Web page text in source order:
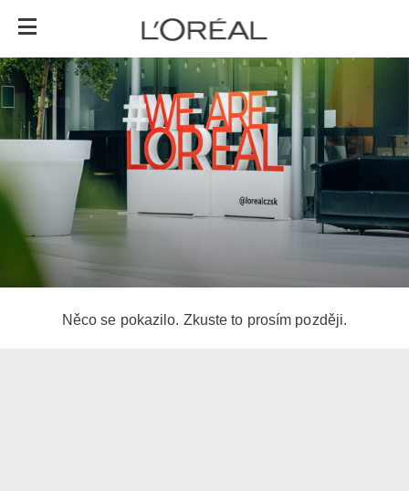
Něco se pokazilo. Zkuste to prosím později.